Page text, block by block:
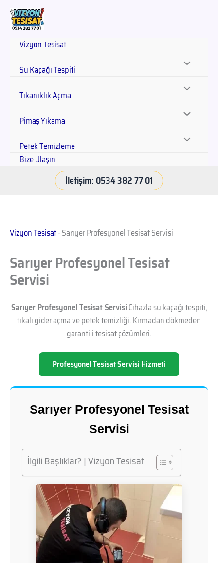
Vizyon Tesisat
Su Kaçağı Tespiti
Tıkanıklık Açma
Pimaş Yıkama
Petek Temizleme
Bize Ulaşın
İletişim: 0534 382 77 01
Vizyon Tesisat-Sarıyer Profesyonel Tesisat Servisi
Sarıyer Profesyonel Tesisat
Servisi
Sarıyer Profesyonel Tesisat ServisiCihazla su kaçağı tespiti,
tıkalı gider açma ve petek temizliği. Kırmadan dökmeden
garantili tesisat çözümleri.
Profesyonel Tesisat Servisi Hizmeti
Sarıyer Profesyonel Tesisat
Servisi
İlgili Başlıklar? | Vizyon Tesisat